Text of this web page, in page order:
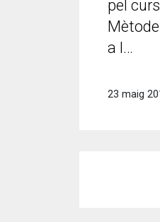
pel
a l…
23 maig